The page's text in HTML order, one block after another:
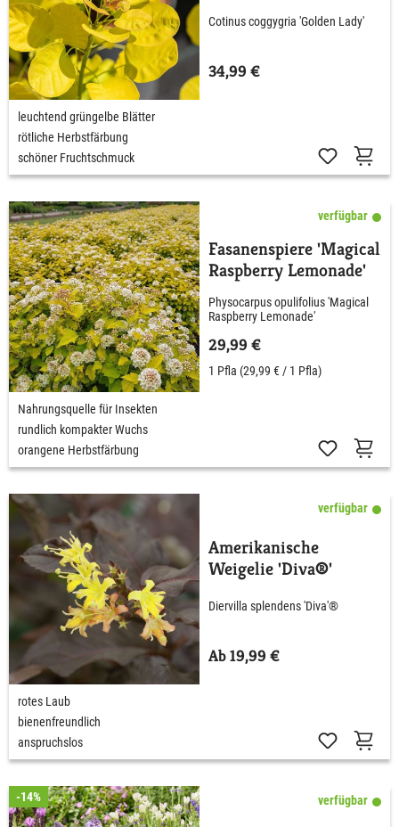
Cotinus coggygria 'Golden Lady'
34,99 €
leuchtend grüngelbe Blätter
rötliche Herbstfärbung
schöner Fruchtschmuck
verfügbar
Fasanenspiere 'Magical
Raspberry Lemonade'
Physocarpus opulifolius 'Magical
Raspberry Lemonade'
29,99 €
1 Pfla (29,99 € / 1 Pfla)
Nahrungsquelle für Insekten
rundlich kompakter Wuchs
orangene Herbstfärbung
verfügbar
Amerikanische
Weigelie 'Diva®'
Diervilla splendens 'Diva'®
Ab 19,99 €
rotes Laub
bienenfreundlich
anspruchslos
-14% verfügbar